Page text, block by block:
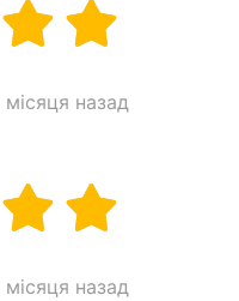
місяця назад
місяця назад